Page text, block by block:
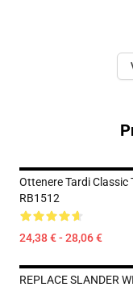
Ottenere Tardi Classic
RB1512
24,38 € - 28,06 €
REPLACE SLANDER